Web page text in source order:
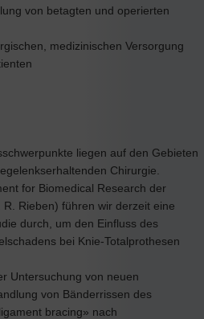
von betagten und operierten
medizinischen Versorgung
liegen auf den Gebieten
Chirurgie.
for Biomedical Research der
Rieben) führen wir derzeit eine
durch, um den Einfluss des
bei Knie-Totalprothesen
Untersuchung von neuen
von Bänderrissen des
bracing» nach